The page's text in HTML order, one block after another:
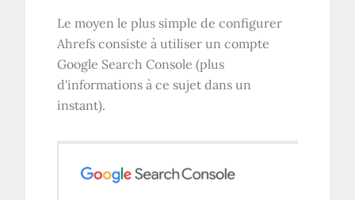
Le moyen le plus simple de configurer
Ahrefs consiste à utiliser un compte
Google Search Console (plus
d'informations à ce sujet dans un
instant).